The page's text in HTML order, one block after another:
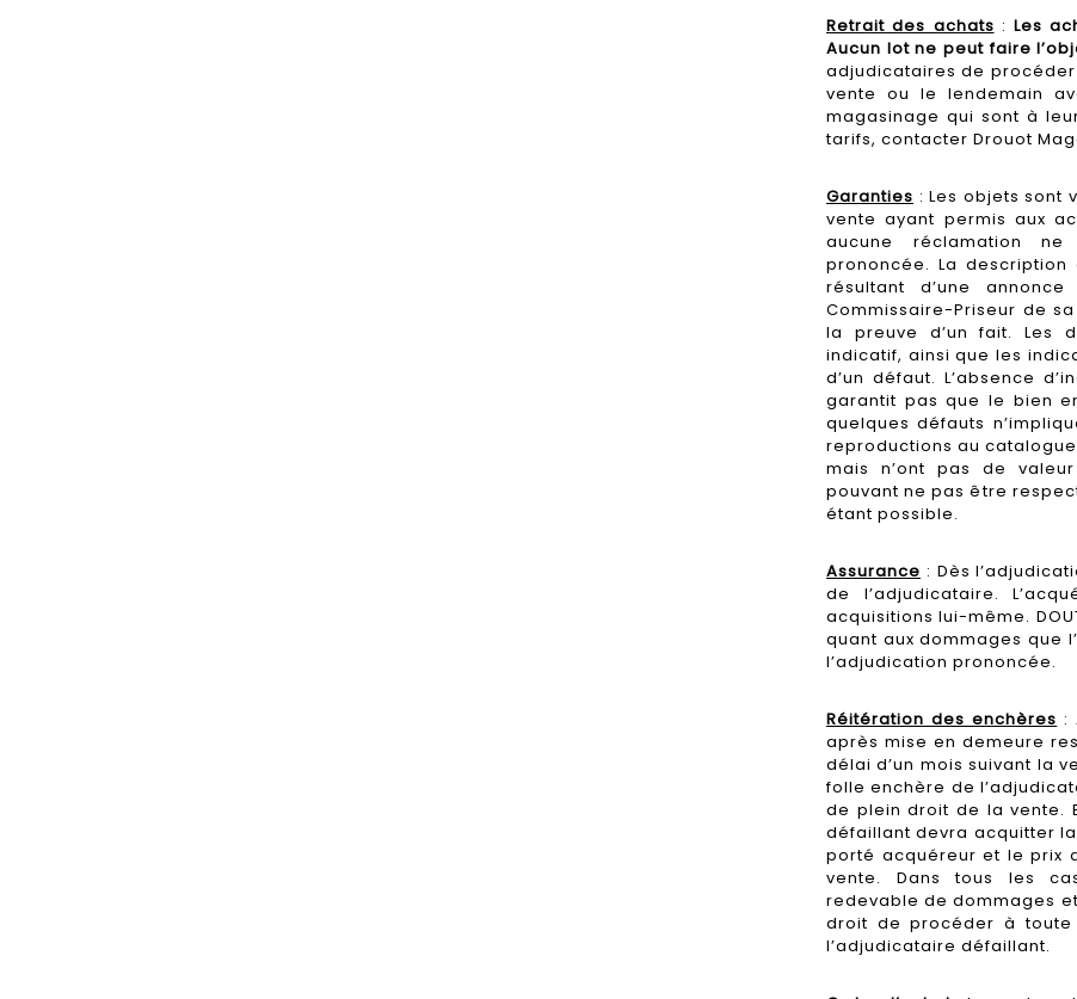
Retrait des achats : Les
Aucun lot ne peut faire
adjudicataires de
vente ou le lendemain
magasinage qui sont à
tarifs, contacter Drouot
Garanties : Les objets sont
vente ayant permis aux
aucune réclamation
prononcée. La
résultant d’une
Commissaire-Priseur de
la preuve d’un fait. Les
indicatif, ainsi que les
d’un défaut. L’absence
garantit pas que le bien
quelques défauts
reproductions au
mais n’ont pas de
pouvant ne pas être
étant possible.
Assurance : Dès
de l’adjudicataire.
acquisitions lui-même.
quant aux dommages que
l’adjudication prononcée.
Réitération des enchères :
après mise en demeure
délai d’un mois suivant la
folle enchère de
de plein droit de la vente.
défaillant devra acquitter
porté acquéreur et le prix
vente. Dans tous les
redevable de dommages
droit de procéder à toute
l’adjudicataire défaillant.